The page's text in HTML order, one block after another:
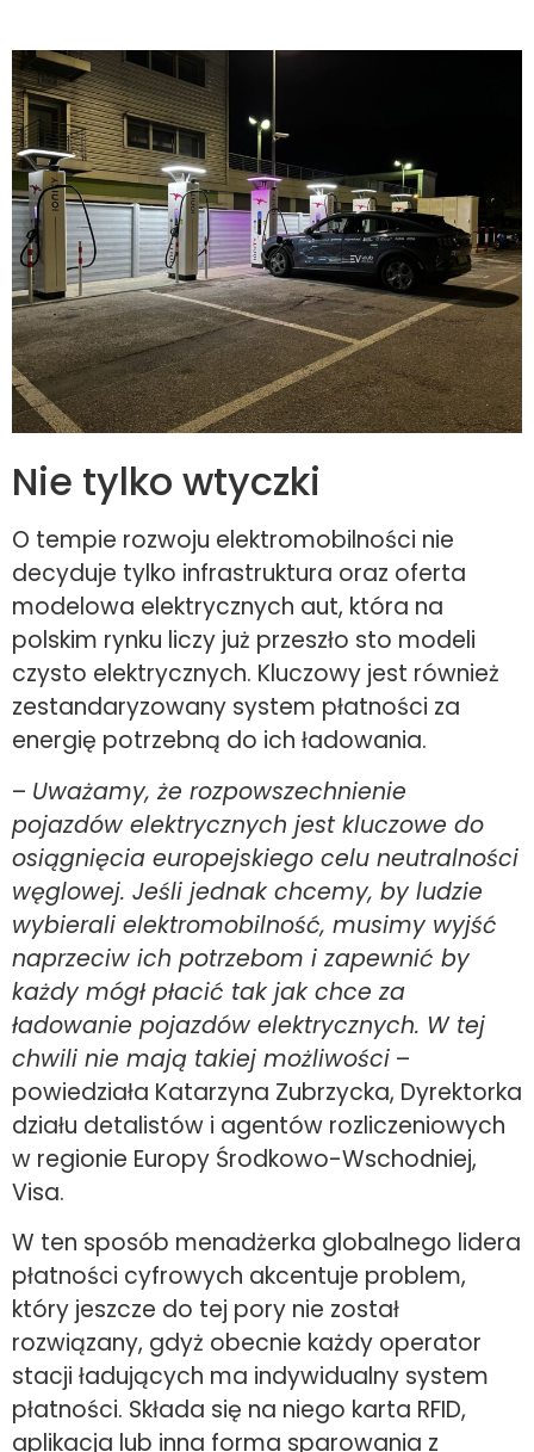
Nie tylko wtyczki
O tempie rozwoju elektromobilności nie
decyduje tylko infrastruktura oraz oferta
modelowa elektrycznych aut, która na
polskim rynku liczy już przeszło sto modeli
czysto elektrycznych. Kluczowy jest również
zestandaryzowany system płatności za
energię potrzebną do ich ładowania.
– Uważamy, że rozpowszechnienie
pojazdów elektrycznych jest kluczowe do
osiągnięcia europejskiego celu neutralności
węglowej. Jeśli jednak chcemy, by ludzie
wybierali elektromobilność, musimy wyjść
naprzeciw ich potrzebom i zapewnić by
każdy mógł płacić tak jak chce za
ładowanie pojazdów elektrycznych. W tej
chwili nie mają takiej możliwości –
powiedziała Katarzyna Zubrzycka, Dyrektorka
działu detalistów i agentów rozliczeniowych
w regionie Europy Środkowo-Wschodniej,
Visa.
W ten sposób menadżerka globalnego lidera
płatności cyfrowych akcentuje problem,
który jeszcze do tej pory nie został
rozwiązany, gdyż obecnie każdy operator
stacji ładujących ma indywidualny system
płatności. Składa się na niego karta RFID,
aplikacja lub inna forma sparowania z